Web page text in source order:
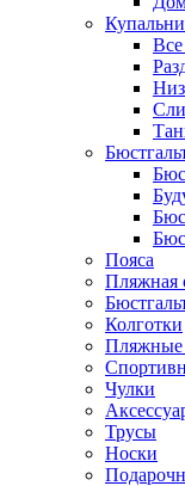
Пояса
Пляжная
Колготки
Пляжные
Чулки
Трусы
Носки